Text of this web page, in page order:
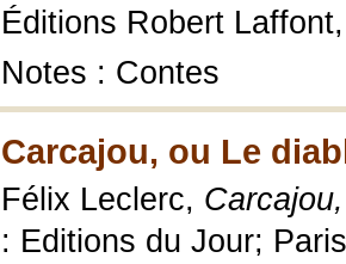
Éditions Robert
Notes : Contes
Carcajou, ou Le
Félix Leclerc,
: Editions du Jour;